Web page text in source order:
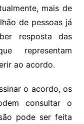
mais de
de pessoas já
resposta das
representam
ao acordo.
o acordo, os
consultar o
pode ser feita